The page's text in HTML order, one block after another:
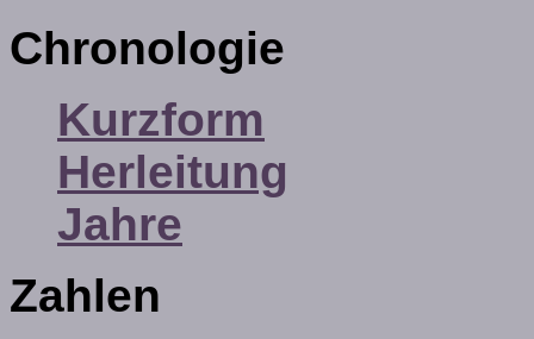
Chronologie
Kurzform
Herleitung
Jahre
Zahlen